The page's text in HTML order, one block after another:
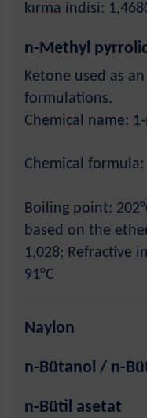
kırma indisi:
n-Methyl
Ketone used as
formulations.
Chemical name:
Chemical formula:
Boiling point:
based on the
1,028; Refractive
91°C
Naylon
n-Bütanol / n-
n-Bütil asetat